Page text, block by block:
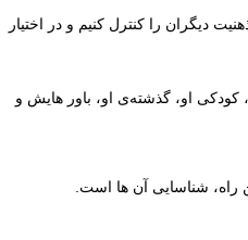
دیگران را کنترل کنیم و در اختیار
کودکی او، گذشته‌ی او، باور هایش و
راه، شناسایی آن ها است.